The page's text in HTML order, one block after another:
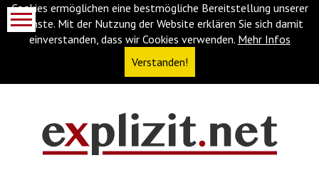
Cookies ermöglichen eine bestmögliche Bereitstellung unserer
Dienste. Mit der Nutzung der Website erklären Sie sich damit
einverstanden, dass wir Cookies verwenden. Mehr Infos
Verstanden!